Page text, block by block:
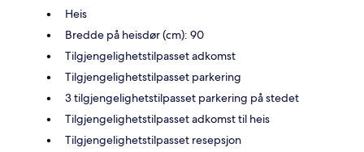
Heis
Bredde på heisdør (cm): 90
Tilgjengelighetstilpasset adkomst
Tilgjengelighetstilpasset parkering
3 tilgjengelighetstilpasset parkering på stedet
Tilgjengelighetstilpasset adkomst til heis
Tilgjengelighetstilpasset resepsjon